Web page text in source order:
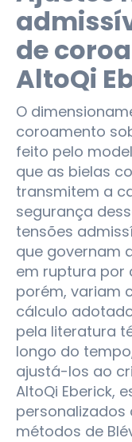
de
AltoQi
O
coroamento
feito pelo
que as bielas
transmitem a
segurança
tensões
que governam
em ruptura por
porém, variam
cálculo
pela literatura
longo do
ajustá-los ao
AltoQi Eberick,
métodos de